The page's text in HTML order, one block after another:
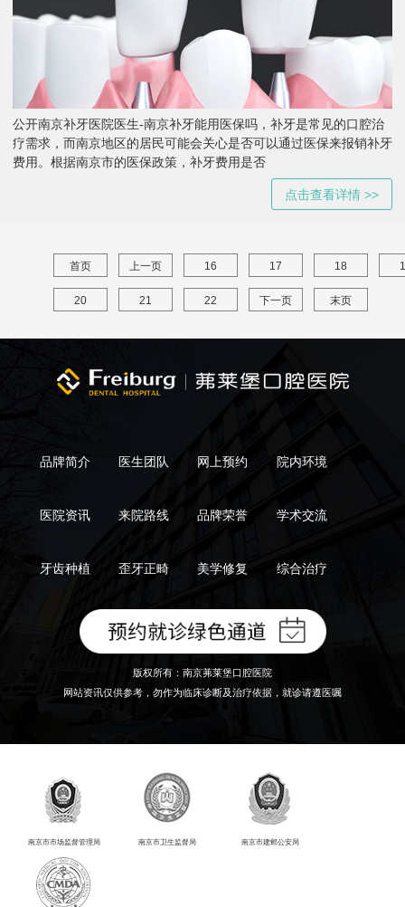
公开南京补牙医院医生-南京补牙能用医保吗，补牙是常见的口腔治
疗需求，而南京地区的居民可能会关心是否可以通过医保来报销补牙
费用。根据南京市的医保政策，补牙费用是否
点击查看详情 >>
首页 上一页 16 17 18
20 21 22 下一页 末页
品牌简介 医生团队 网上预约 院内环境
医院资讯 来院路线 品牌荣誉 学术交流
牙齿种植 歪牙正畸 美学修复 综合治疗
版权所有：南京茀莱堡口腔医院
网站资讯仅供参考，勿作为临床诊断及治疗依据，就诊请遵医嘱
南京市市场监督管理局 南京市卫生监督局 南京市建邺公安局